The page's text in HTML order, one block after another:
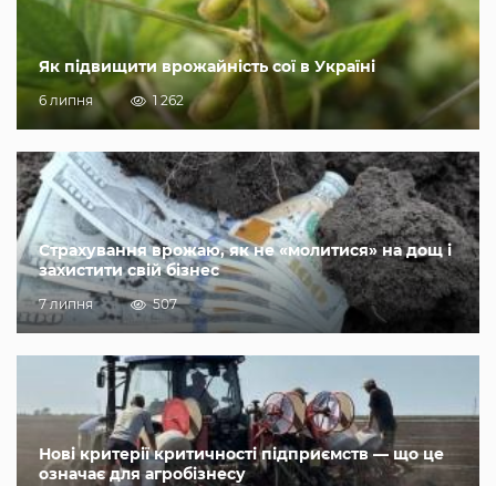
Як підвищити врожайність сої в Україні
6 липня 1 262
Страхування врожаю, як не «молитися» на дощ і
захистити свій бізнес
7 липня 507
Нові критерії критичності підприємств — що це
означає для агробізнесу